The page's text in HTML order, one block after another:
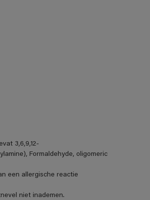
3,6,9,12-
Formaldehyde, oligomeric
een allergische reactie
niet inademen.